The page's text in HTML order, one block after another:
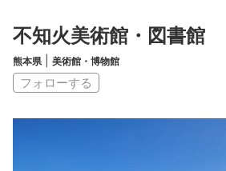
不知火美術館・図書館
熊本県 美術館・博物館
フォローする